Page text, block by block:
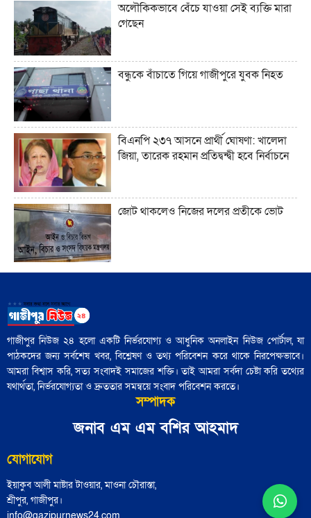
মার্কিন তেল অবরোধ কি কিউবান চুরুটের
আধুনিক বাংলাদেশে লোকসাহিত্য অধ্যয়ন
অলৌকিকভাবে বেঁচে যাওয়া সেই ব্যক্তি মারা
গেছেন
বন্ধুকে বাঁচাতে গিয়ে গাজীপুরে যুবক নিহত
বিএনপি ২৩৭ আসনে প্রার্থী ঘোষণা: খালেদা
জিয়া, তারেক রহমান প্রতিদ্বন্দ্বী হবে নির্বাচনে
জোট থাকলেও নিজের দলের প্রতীকে ভোট
৪৮ হাজার পুলিশ সদস্য নির্বাচনী প্রশিক্ষণ
সম্পন্ন: পুলিশ সদর দপ্তর
জামায়াতের চূড়ান্ত প্রার্থী তালিকা শিগগিরই
ঘোষণা করবেন শফিকুর রহমান
হাসনাত, সারজিস, আখতার ও নাসীরের
গাজীপুর নিউজ ২৪ হলো একটি নির্ভরযোগ্য ও আধুনিক অনলাইন নিউজ পোর্টাল, যা
পাঠকদের জন্য সর্বশেষ খবর, বিশ্লেষণ ও তথ্য পরিবেশন করে থাকে নিরপেক্ষভাবে।
আমরা বিশ্বাস করি, সত্য সংবাদই সমাজের শক্তি। তাই আমরা সর্বদা চেষ্টা করি তথ্যের
যথার্থতা, নির্ভরযোগ্যতা ও দ্রুততার সমন্বয়ে সংবাদ পরিবেশন করতে।
সম্পাদক
জনাব এম এম বশির আহমাদ
যোগাযোগ
ইয়াকুব আলী মাষ্টার টাওয়ার, মাওনা চৌরাস্তা,
শ্রীপুর, গাজীপুর।
info@gazipurnews24.com